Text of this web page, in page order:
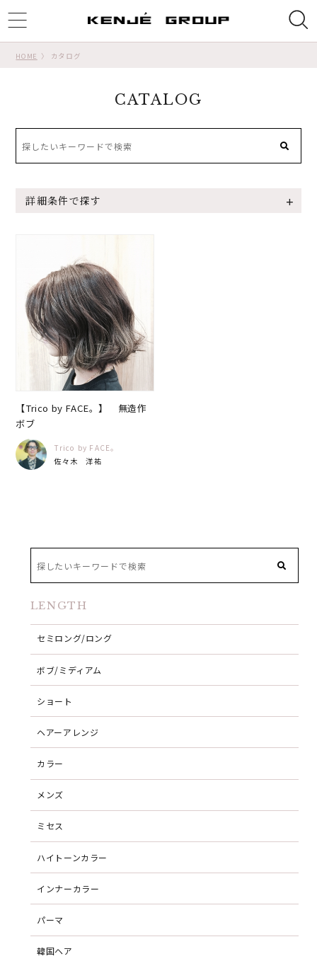
HOME カタログ
CATALOG
詳細条件で探す
【Trico by FACE。】 無造作
ボブ
Trico by FACE。
佐々木 洋祐
LENGTH
セミロング/ロング
ボブ/ミディアム
ショート
ヘアーアレンジ
カラー
メンズ
ミセス
ハイトーンカラー
インナーカラー
パーマ
韓国ヘア